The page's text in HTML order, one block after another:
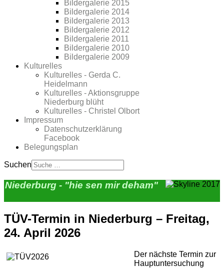
Bildergalerie 2015
Bildergalerie 2014
Bildergalerie 2013
Bildergalerie 2012
Bildergalerie 2011
Bildergalerie 2010
Bildergalerie 2009
Kulturelles
Kulturelles - Gerda C.
Heidelmann
Kulturelles - Aktionsgruppe
Niederburg blüht
Kulturelles - Christel Olbort
Impressum
Datenschutzerklärung
Facebook
Belegungsplan
Suchen
Niederburg - "hie sen mir deham"
TÜV-Termin in Niederburg – Freitag,
24. April 2026
Der nächste Termin zur
Hauptuntersuchung